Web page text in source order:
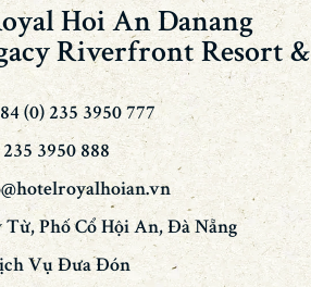
Hoi An Danang
Riverfront Resort &
(0) 235 3950 777
3950 888
Từ, Phố Cổ Hội An, Đà Nẵng
Vụ Đưa Đón